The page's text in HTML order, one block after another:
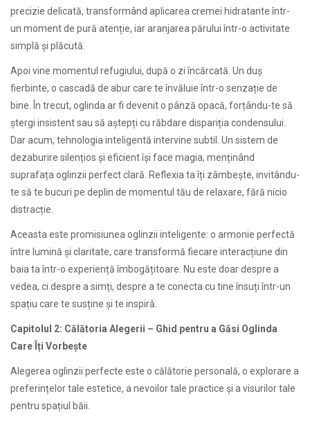
precizie delicată, transformând aplicarea cremei hidratante într-
un moment de pură atenție, iar aranjarea părului într-o activitate
simplă și plăcută.
Apoi vine momentul refugiului, după o zi încărcată. Un duș
fierbinte, o cascadă de abur care te învăluie într-o senzație de
bine. În trecut, oglinda ar fi devenit o pânză opacă, forțându-te să
ștergi insistent sau să aștepți cu răbdare dispariția condensului.
Dar acum, tehnologia inteligentă intervine subtil. Un sistem de
dezaburire silențios și eficient își face magia, menținând
suprafața oglinzii perfect clară. Reflexia ta îți zâmbește, invitându-
te să te bucuri pe deplin de momentul tău de relaxare, fără nicio
distracție.
Aceasta este promisiunea oglinzii inteligente: o armonie perfectă
între lumină și claritate, care transformă fiecare interacțiune din
baia ta într-o experiență îmbogățitoare. Nu este doar despre a
vedea, ci despre a simți, despre a te conecta cu tine însuți într-un
spațiu care te susține și te inspiră.
Capitolul 2: Călătoria Alegerii – Ghid pentru a Găsi Oglinda
Care Îți Vorbește
Alegerea oglinzii perfecte este o călătorie personală, o explorare a
preferințelor tale estetice, a nevoilor tale practice și a visurilor tale
pentru spațiul băii.